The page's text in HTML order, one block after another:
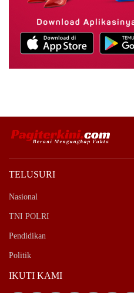
TELUSURI
Nasional
TNI POLRI
Pendidikan
Politik
IKUTI KAMI